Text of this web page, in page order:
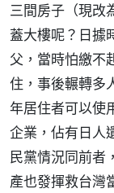
三間房子（現改
蓋大樓呢？日據
父，當時怕繳不
住，事後輾轉多
年居住者可以使
企業，佔有日人
民黨情況同前者
產也發揮救台灣